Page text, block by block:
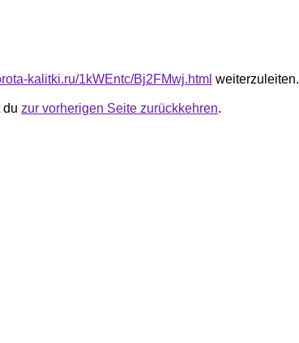
kalitki.ru/1kWEntc/Bj2FMwj.html weiterzuleiten.
du zur vorherigen Seite zurückkehren.